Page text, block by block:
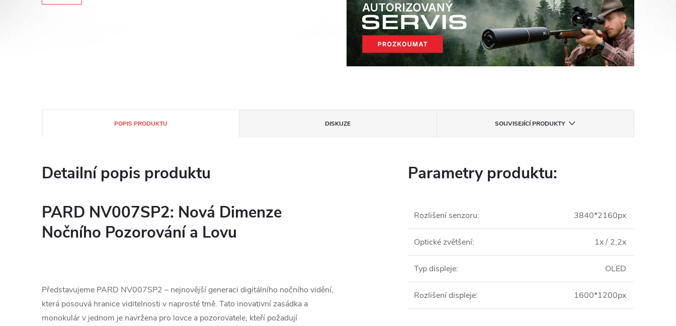
POPIS PRODUKTU DISKUZE SOUVISEJÍCÍ PRODUKTY
Detailní popis produktu
PARD NV007SP2: Nová Dimenze
Nočního Pozorování a Lovu
Představujeme PARD NV007SP2 – nejnovější generaci digitálního nočního vidění,
která posouvá hranice viditelnosti v naprosté tmě. Tato inovativní zasádka a
monokulár v jednom je navržena pro lovce a pozorovatele, kteří požadují
Parametry produktu:
Rozlišení senzoru: 3840*2160px
Optické zvětšení: 1x / 2,2x
Typ displeje: OLED
Rozlišení displeje: 1600*1200px